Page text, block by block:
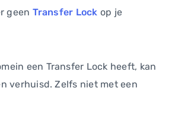
geen Transfer Lock op je
een Transfer Lock heeft, kan
verhuisd. Zelfs niet met een